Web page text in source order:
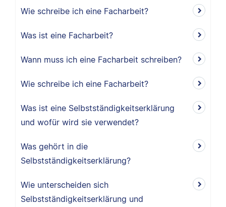
Wie schreibe ich eine Facharbeit?
Was ist eine Facharbeit?
Wann muss ich eine Facharbeit schreiben?
Wie schreibe ich eine Facharbeit?
Was ist eine Selbstständigkeitserklärung
und wofür wird sie verwendet?
Was gehört in die
Selbstständigkeitserklärung?
Wie unterscheiden sich
Selbstständigkeitserklärung und